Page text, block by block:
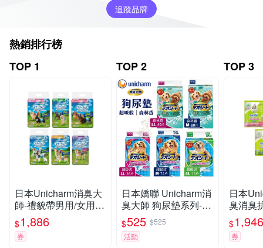
追蹤品牌
熱銷排行榜
TOP 1
日本Unicharm消臭大
師-禮貌帶男用/女用 x
4入組
$1,886
券
TOP 2
日本嬌聯 Unicharm消
臭大師 狗尿墊系列-超
吸收/森林香 快速吸收
邊角尿尿 日本進口 犬
用尿
$525 $525
活動
TOP 3
日本
臭消臭
茶紙
x 4入組
$1,946
券